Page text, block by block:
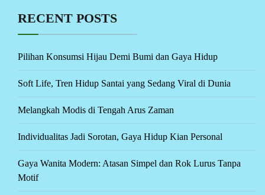
RECENT POSTS
Pilihan Konsumsi Hijau Demi Bumi dan Gaya Hidup
Soft Life, Tren Hidup Santai yang Sedang Viral di Dunia
Melangkah Modis di Tengah Arus Zaman
Individualitas Jadi Sorotan, Gaya Hidup Kian Personal
Gaya Wanita Modern: Atasan Simpel dan Rok Lurus Tanpa
Motif